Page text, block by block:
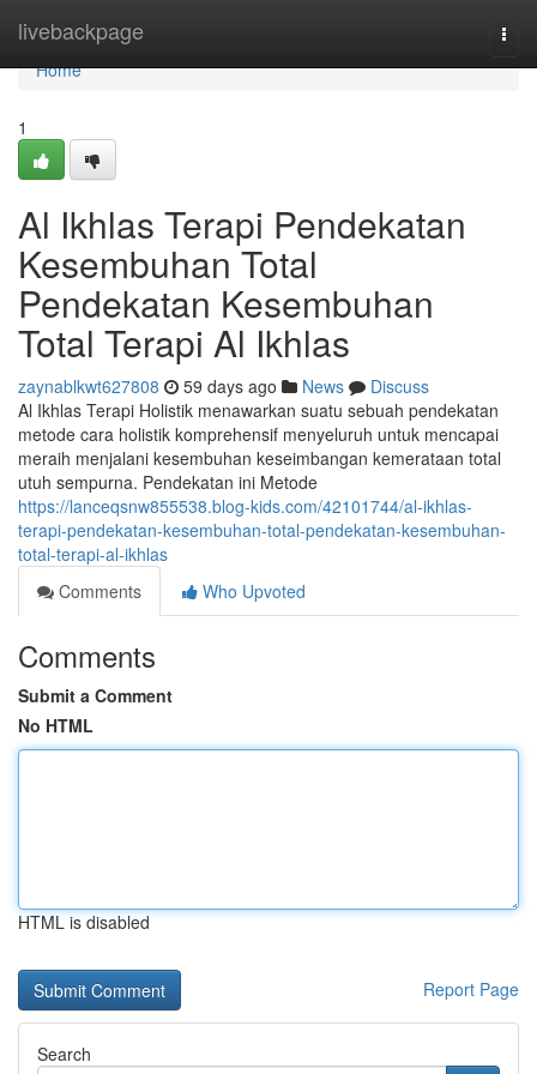
livebackpage
Home
Home
1
Al Ikhlas Terapi Pendekatan
Kesembuhan Total
Pendekatan Kesembuhan
Total Terapi Al Ikhlas
zaynablkwt627808 59 days ago News
Discuss
Al Ikhlas Terapi Holistik menawarkan suatu sebuah pendekatan
metode cara holistik komprehensif menyeluruh untuk mencapai
meraih menjalani kesembuhan keseimbangan kemerataan total
utuh sempurna. Pendekatan ini Metode
https://lanceqsnw855538.blog-kids.com/42101744/al-ikhlas-
terapi-pendekatan-kesembuhan-total-pendekatan-kesembuhan-
total-terapi-al-ikhlas
Comments
Who Upvoted
Comments
Submit a Comment
No HTML
HTML is disabled
Report Page
Search